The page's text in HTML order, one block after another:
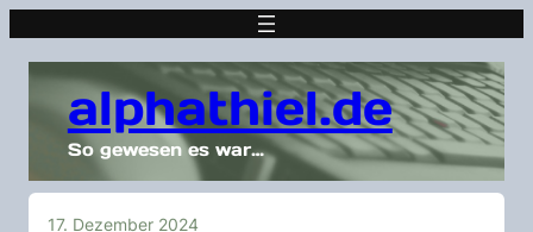
alphathiel.de
So gewesen es war…
17. Dezember 2024